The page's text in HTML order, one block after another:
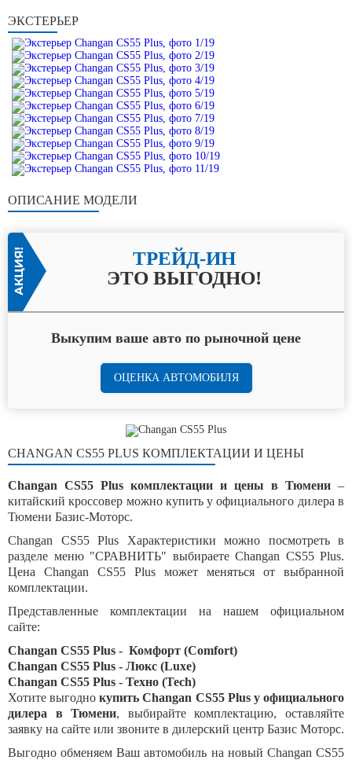
ЭКСТЕРЬЕР
ОПИСАНИЕ МОДЕЛИ
ТРЕЙД-ИН
ЭТО ВЫГОДНО!
Выкупим ваше авто по рыночной цене
ОЦЕНКА АВТОМОБИЛЯ
CHANGAN CS55 PLUS КОМПЛЕКТАЦИИ И ЦЕНЫ
Changan CS55 Plus комплектации и цены в Тюмени –
китайский кроссовер можно купить у официального дилера в
Тюмени Базис-Моторс.
Changan CS55 Plus Характеристики можно посмотреть в
разделе меню "СРАВНИТЬ" выбираете Changan CS55 Plus.
Цена Changan CS55 Plus может меняться от выбранной
комплектации.
Представленные комплектации на нашем официальном
сайте:
Changan CS55 Plus - Комфорт (Comfort)
Changan CS55 Plus - Люкс (Luxe)
Changan CS55 Plus - Техно (Tech)
Хотите выгоднокупить Changan CS55 Plus у официального
дилера в Тюмени, выбирайте комплектацию, оставляйте
заявку на сайте или звоните в дилерский центр Базис Моторс.
Выгодно обменяем Ваш автомобиль на новый Changan CS55